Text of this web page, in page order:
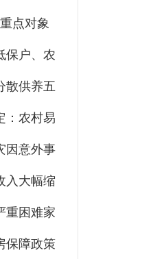
点对象
保户、农
散供养五
：农村易
因意外事
入大幅缩
重困难家
保障政策